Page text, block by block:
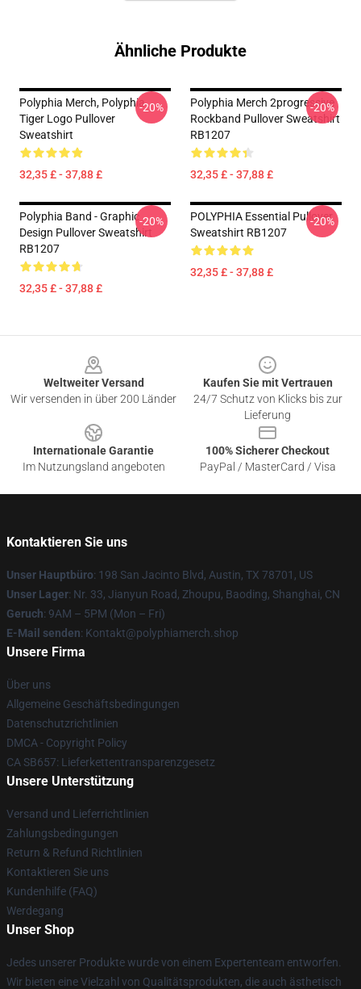
Ähnliche Produkte
Polyphia Merch, Polyphia
Tiger Logo Pullover
Sweatshirt
32,35 £ - 37,88 £
-20%
Polyphia Merch 2progressive
Rockband Pullover Sweatshirt
RB1207
32,35 £ - 37,88 £
-20%
Polyphia Band - Graphic
Design Pullover Sweatshirt
RB1207
32,35 £ - 37,88 £
-20%
POLYPHIA Essential Pullover
Sweatshirt RB1207
32,35 £ - 37,88 £
-20%
Weltweiter Versand
Wir versenden in über 200 Länder
Kaufen Sie mit Vertrauen
24/7 Schutz von Klicks bis zur
Lieferung
Internationale Garantie
Im Nutzungsland angeboten
100% Sicherer Checkout
PayPal / MasterCard / Visa
Kontaktieren Sie uns
Unser Hauptbüro: 198 San Jacinto Blvd, Austin, TX 78701, US
Unser Lager: Nr. 33, Jianyun Road, Zhoupu, Baoding, Shanghai, CN
Geruch: 9AM – 5PM (Mon – Fri)
E-Mail senden: Kontakt@polyphiamerch.shop
Unsere Firma
Über uns
Allgemeine Geschäftsbedingungen
Datenschutzrichtlinien
DMCA - Copyright Policy
CA SB657: Lieferkettentransparenzgesetz
Unsere Unterstützung
Versand und Lieferrichtlinien
Zahlungsbedingungen
Return & Refund Richtlinien
Kontaktieren Sie uns
Kundenhilfe (FAQ)
Werdegang
Unser Shop
Jedes unserer Produkte wurde von einem Expertenteam entworfen.
Wir bieten eine Vielzahl von Qualitätsprodukten, die auch ästhetisch